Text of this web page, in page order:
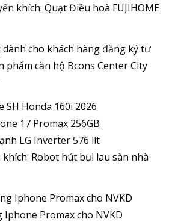
khích: Quạt Điều hoà FUJIHOME
cho khách hàng đăng ký tư
phẩm căn hộ Bcons Center City
SH Honda 160i 2026
17 Promax 256GB
LG Inverter 576 lít
khích: Robot hút bụi lau sàn nhà
Iphone Promax cho NVKD